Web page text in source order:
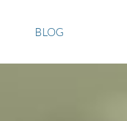
BLOG